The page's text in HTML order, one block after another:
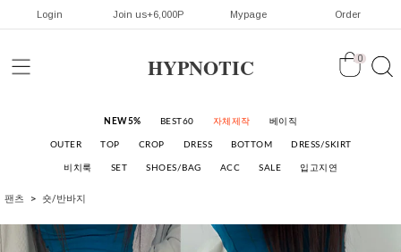
Login Join us+6,000P Mypage Order
HYPNOTIC 0
NEW5% BEST60 자체제작 베이직
OUTER TOP CROP DRESS BOTTOM DRESS/SKIRT
비치룩 SET SHOES/BAG ACC SALE 입고지연
팬츠 숏/반바지